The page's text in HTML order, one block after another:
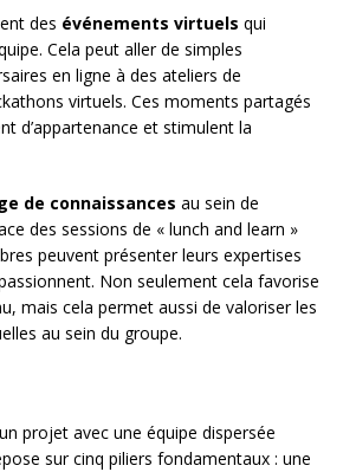
des événements virtuels qui
Cela peut aller de simples
en ligne à des ateliers de
virtuels. Ces moments partagés
d’appartenance et stimulent la
de connaissances au sein de
des sessions de « lunch and learn »
peuvent présenter leurs expertises
Non seulement cela favorise
mais cela permet aussi de valoriser les
au sein du groupe.
projet avec une équipe dispersée
sur cinq piliers fondamentaux : une